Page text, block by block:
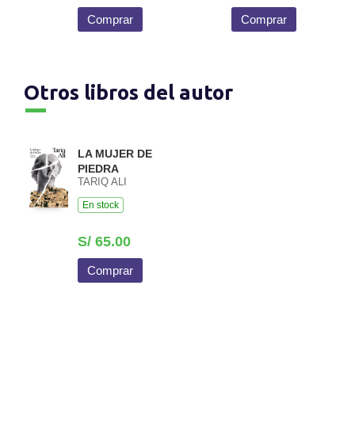
Comprar Comprar
Otros libros del autor
LA MUJER DE
PIEDRA
TARIQ ALI
En stock
S/ 65.00
Comprar